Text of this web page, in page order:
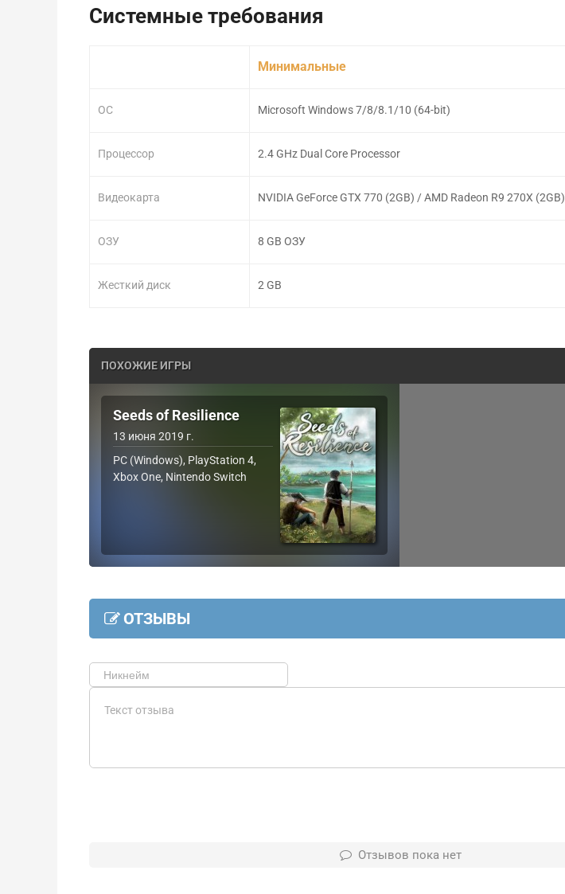
Системные требования
ОС
Процессор
Видеокарта
ОЗУ
Жесткий диск
Минимальные
Microsoft Windows 7/8/8.1/10 (64-bit)
2.4 GHz Dual Core Processor
NVIDIA GeForce GTX 770 (2GB) / AMD Radeon R9 270X (2GB)
8 GB ОЗУ
2 GB
ПОХОЖИЕ ИГРЫ
Seeds of Resilience
13 июня 2019 г.
PC (Windows), PlayStation 4,
Xbox One, Nintendo Switch
ОТЗЫВЫ
Отзывов пока нет